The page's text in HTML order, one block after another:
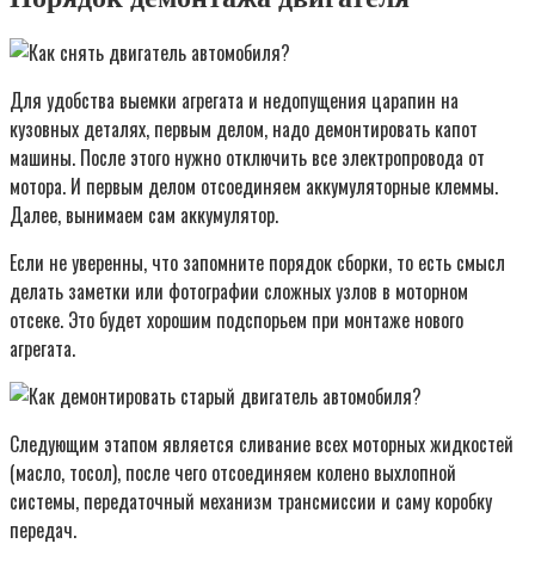
Для удобства выемки агрегата и недопущения царапин на
кузовных деталях, первым делом, надо демонтировать капот
машины. После этого нужно отключить все электропровода от
мотора. И первым делом отсоединяем аккумуляторные клеммы.
Далее, вынимаем сам аккумулятор.
Если не уверенны, что запомните порядок сборки, то есть смысл
делать заметки или фотографии сложных узлов в моторном
отсеке. Это будет хорошим подспорьем при монтаже нового
агрегата.
Следующим этапом является сливание всех моторных жидкостей
(масло, тосол), после чего отсоединяем колено выхлопной
системы, передаточный механизм трансмиссии и саму коробку
передач.